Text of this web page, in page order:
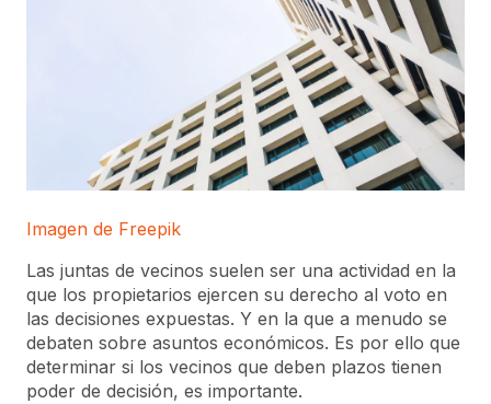
Imagen de Freepik
Las juntas de vecinos suelen ser una actividad en la
que los propietarios ejercen su derecho al voto en
las decisiones expuestas. Y en la que a menudo se
debaten sobre asuntos económicos. Es por ello que
determinar si los vecinos que deben plazos tienen
poder de decisión, es importante.